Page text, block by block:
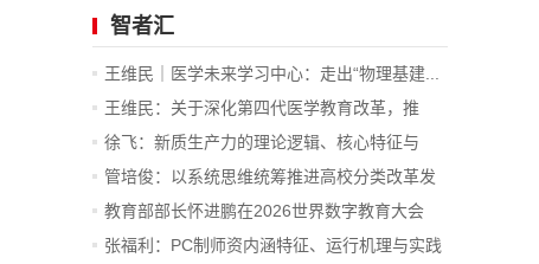
智者汇
王维民｜医学未来学习中心：走出“物理基建...
王维民：关于深化第四代医学教育改革，推
进...
徐飞：新质生产力的理论逻辑、核心特征与
战...
管培俊：以系统思维统筹推进高校分类改革发
展
教育部部长怀进鹏在2026世界数字教育大会
上...
张福利：PC制师资内涵特征、运行机理与实践